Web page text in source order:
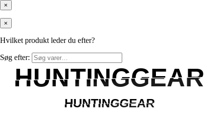
×
×
Hvilket produkt leder du efter?
Søg efter:
HUNTINGGEAR
HUNTINGGEAR
HUNTINGGEAR
HUNTINGGEAR